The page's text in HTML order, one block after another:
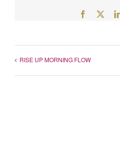
Facebook
RISE UP MORNING FLOW